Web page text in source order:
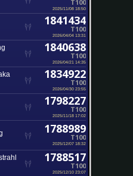
T100
2025/11/08 18:50
1841434
T100
2026/04/04 13:31
1840638
T100
2026/04/21 14:35
1834922
T100
2026/04/30 23:55
1798227
T100
2025/11/18 17:02
1788989
T100
2025/12/07 18:32
1788517
T100
2025/12/10 23:07